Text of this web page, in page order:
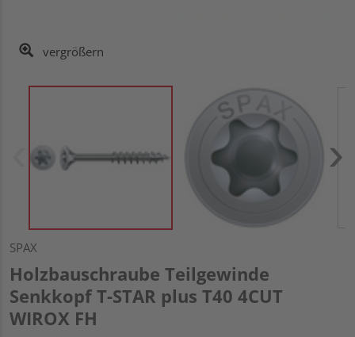
vergrößern
SPAX
Holzbauschraube Teilgewinde
Senkkopf T-STAR plus T40 4CUT
WIROX FH